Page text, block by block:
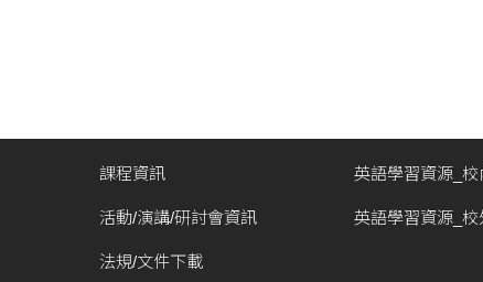
課程資訊
活動/演講/研討會資訊
法規/文件下載
英語學習資源_校
英語學習資源_校